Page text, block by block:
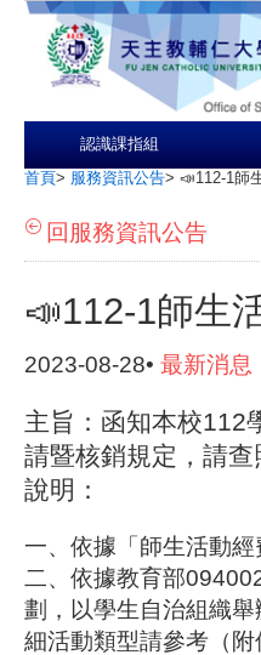
認識課指組
首頁> 服務資訊公告> 📣112-1師
回服務資訊公告
📣112-1師生
2023-08-28• 最新消息
主旨：函知本校112
請暨核銷規定，請查
說明：
一、依據「師生活動
二、依據教育部
劃，以學生自治組織
細活動類型請參考（附